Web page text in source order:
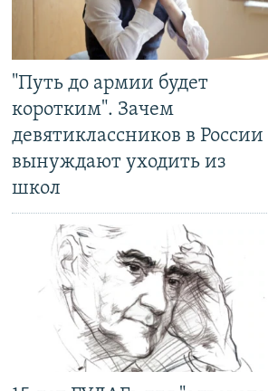
"Путь до армии будет
коротким". Зачем
девятиклассников в России
вынуждают уходить из
школ